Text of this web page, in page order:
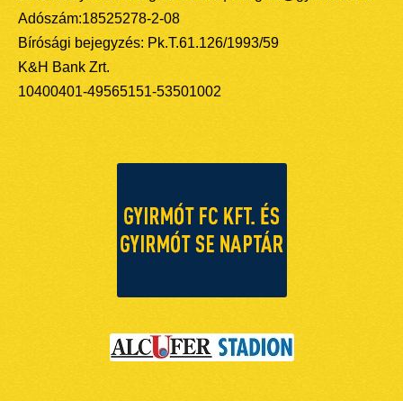
Adószám:18525278-2-08
Bírósági bejegyzés: Pk.T.61.126/1993/59
K&H Bank Zrt.
10400401-49565151-53501002